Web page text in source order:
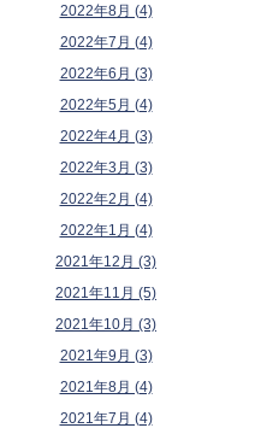
2022年8月 (4)
2022年7月 (4)
2022年6月 (3)
2022年5月 (4)
2022年4月 (3)
2022年3月 (3)
2022年2月 (4)
2022年1月 (4)
2021年12月 (3)
2021年11月 (5)
2021年10月 (3)
2021年9月 (3)
2021年8月 (4)
2021年7月 (4)